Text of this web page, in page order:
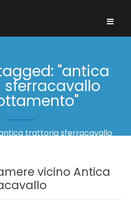
"antica
trattoria sferracavallo
vicino Antica